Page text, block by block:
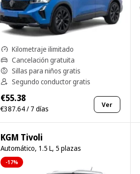
Kilometraje ilimitado
Cancelación gratuita
Sillas para niños gratis
Segundo conductor gratis
€55.38
€387.64 / 7 días Ver
KGM Tivoli
Automático, 1.5 L, 5 plazas
-17%